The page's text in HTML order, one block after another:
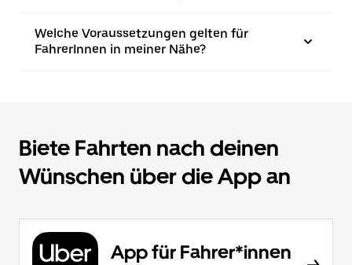
Welche Voraussetzungen gelten für
FahrerInnen in meiner Nähe?
Biete Fahrten nach deinen
Wünschen über die App an
App für Fahrer*innen